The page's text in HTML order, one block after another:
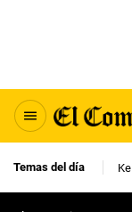
Temas del día